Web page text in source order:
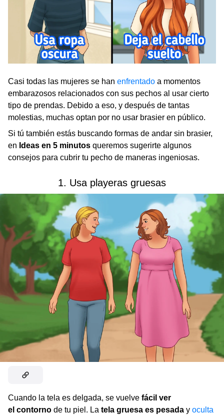
Casi todas las mujeres se han enfrentado a momentos
embarazosos relacionados con sus pechos al usar cierto
tipo de prendas. Debido a eso, y después de tantas
molestias, muchas optan por no usar brasier en público.
Si tú también estás buscando formas de andar sin brasier,
en Ideas en 5 minutos queremos sugerirte algunos
consejos para cubrir tu pecho de maneras ingeniosas.
1. Usa playeras gruesas
Cuando la tela es delgada, se vuelve fácil ver
el contorno de tu piel. La tela gruesa es pesada y oculta